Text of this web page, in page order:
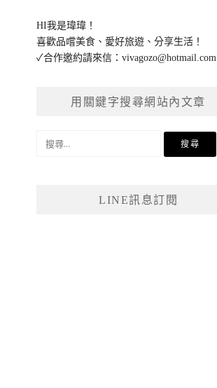
HI我是瑋瑋！
喜歡品嚐美食、愛好旅遊、分享生活！
✓合作邀約請來信：vivagozo@hotmail.com
用關鍵字搜尋網站內文章
LINE訊息訂閱